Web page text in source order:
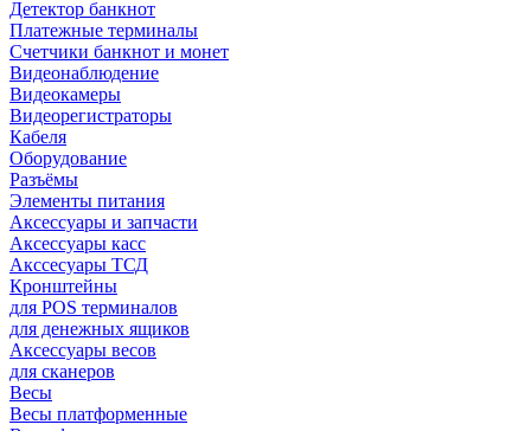
Детектор банкнот
Платежные терминалы
Счетчики банкнот и монет
Видеонаблюдение
Видеокамеры
Видеорегистраторы
Кабеля
Оборудование
Разъёмы
Элементы питания
Аксессуары и запчасти
Аксессуары касс
Акссесуары ТСД
Кронштейны
для POS терминалов
для денежных ящиков
Аксессуары весов
для сканеров
Весы
Весы платформенные